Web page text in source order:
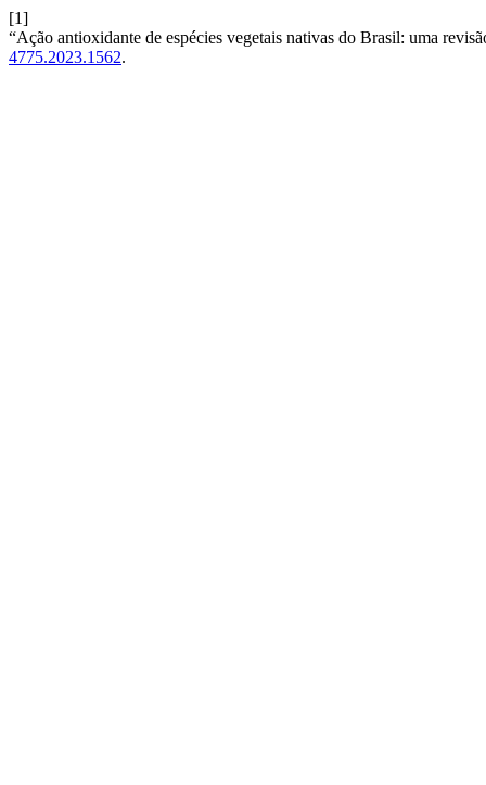
[1]
“Ação antioxidante de espécies vegetais nativas do Brasil: uma
4775.2023.1562.